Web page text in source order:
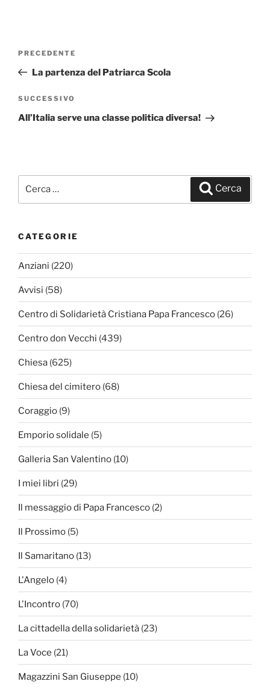
Navigazione
Articolo
precedente:
PRECEDENTE
La partenza del Patriarca Scola
Articolo
successivo
SUCCESSIVO
All’Italia serve una classe politica diversa!
Cerca:
Cerca
CATEGORIE
Anziani (220)
Avvisi (58)
Centro di Solidarietà Cristiana Papa Francesco (26)
Centro don Vecchi (439)
Chiesa (625)
Chiesa del cimitero (68)
Coraggio (9)
Emporio solidale (5)
Galleria San Valentino (10)
I miei libri (29)
Il messaggio di Papa Francesco (2)
Il Prossimo (5)
Il Samaritano (13)
L'Angelo (4)
L'Incontro (70)
La cittadella della solidarietà (23)
La Voce (21)
Magazzini San Giuseppe (10)